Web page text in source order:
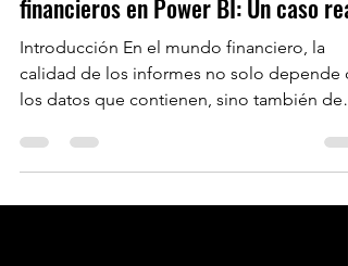
15 ago 2024
3 min de lectura
Optimización y mejora de Informes
financieros en Power BI: Un caso real
calidad de los informes no solo depende
los datos que contienen, sino también de
cómo estos...